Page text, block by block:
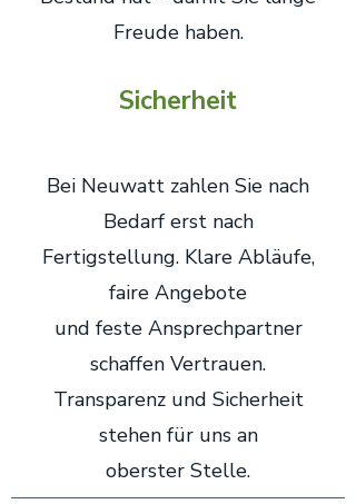
Freude haben.
Sicherheit
Bei Neuwatt zahlen Sie nach
Bedarf erst nach
Fertigstellung. Klare Abläufe,
faire Angebote
und feste Ansprechpartner
schaffen Vertrauen.
Transparenz und Sicherheit
stehen für uns an
oberster Stelle.